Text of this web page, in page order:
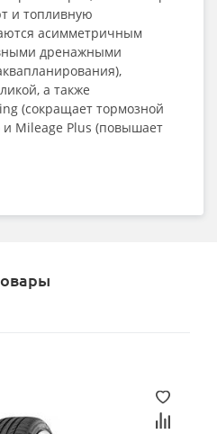
и топливную
асимметричным
дренажными
а также
(сокращает тормозной
и Mileage Plus (повышает